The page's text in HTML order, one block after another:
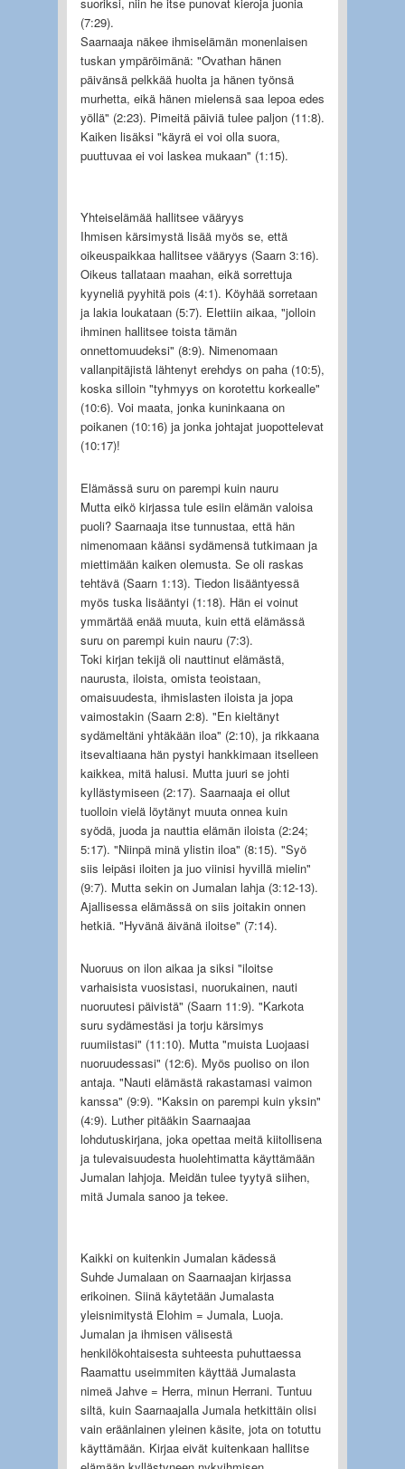
(7:29).
Saarnaaja näkee ihmiselämän monenlaisen
tuskan ympäröimänä: "Ovathan hänen
päivänsä pelkkää huolta ja hänen työnsä
murhetta, eikä hänen mielensä saa lepoa edes
yöllä" (2:23). Pimeitä päiviä tulee paljon (11:8).
Kaiken lisäksi "käyrä ei voi olla suora,
puuttuvaa ei voi laskea mukaan" (1:15).
Yhteiselämää hallitsee vääryys
Ihmisen kärsimystä lisää myös se, että
oikeuspaikkaa hallitsee vääryys (Saarn 3:16).
Oikeus tallataan maahan, eikä sorrettuja
kyyneliä pyyhitä pois (4:1). Köyhää sorretaan
ja lakia loukataan (5:7). Elettiin aikaa, "jolloin
ihminen hallitsee toista tämän
onnettomuudeksi" (8:9). Nimenomaan
vallanpitäjistä lähtenyt erehdys on paha (10:5),
koska silloin "tyhmyys on korotettu korkealle"
(10:6). Voi maata, jonka kuninkaana on
poikanen (10:16) ja jonka johtajat juopottelevat
(10:17)!
Elämässä suru on parempi kuin nauru
Mutta eikö kirjassa tule esiin elämän valoisa
puoli? Saarnaaja itse tunnustaa, että hän
nimenomaan käänsi sydämensä tutkimaan ja
miettimään kaiken olemusta. Se oli raskas
tehtävä (Saarn 1:13). Tiedon lisääntyessä
myös tuska lisääntyi (1:18). Hän ei voinut
ymmärtää enää muuta, kuin että elämässä
suru on parempi kuin nauru (7:3).
Toki kirjan tekijä oli nauttinut elämästä,
naurusta, iloista, omista teoistaan,
omaisuudesta, ihmislasten iloista ja jopa
vaimostakin (Saarn 2:8). "En kieltänyt
sydämeltäni yhtäkään iloa" (2:10), ja rikkaana
itsevaltiaana hän pystyi hankkimaan itselleen
kaikkea, mitä halusi. Mutta juuri se johti
kyllästymiseen (2:17). Saarnaaja ei ollut
tuolloin vielä löytänyt muuta onnea kuin
syödä, juoda ja nauttia elämän iloista (2:24;
5:17). "Niinpä minä ylistin iloa" (8:15). "Syö
siis leipäsi iloiten ja juo viinisi hyvillä mielin"
(9:7). Mutta sekin on Jumalan lahja (3:12-13).
Ajallisessa elämässä on siis joitakin onnen
hetkiä. "Hyvänä äivänä iloitse" (7:14).
Nuoruus on ilon aikaa ja siksi "iloitse
varhaisista vuosistasi, nuorukainen, nauti
nuoruutesi päivistä" (Saarn 11:9). "Karkota
suru sydämestäsi ja torju kärsimys
ruumiistasi" (11:10). Mutta "muista Luojaasi
nuoruudessasi" (12:6). Myös puoliso on ilon
antaja. "Nauti elämästä rakastamasi vaimon
kanssa" (9:9). "Kaksin on parempi kuin yksin"
(4:9). Luther pitääkin Saarnaajaa
lohdutuskirjana, joka opettaa meitä kiitollisena
ja tulevaisuudesta huolehtimatta käyttämään
Jumalan lahjoja. Meidän tulee tyytyä siihen,
mitä Jumala sanoo ja tekee.
Kaikki on kuitenkin Jumalan kädessä
Suhde Jumalaan on Saarnaajan kirjassa
erikoinen. Siinä käytetään Jumalasta
yleisnimitystä Elohim = Jumala, Luoja.
Jumalan ja ihmisen välisestä
henkilökohtaisesta suhteesta puhuttaessa
Raamattu useimmiten käyttää Jumalasta
nimeä Jahve = Herra, minun Herrani. Tuntuu
siltä, kuin Saarnaajalla Jumala hetkittäin olisi
vain eräänlainen yleinen käsite, jota on totuttu
käyttämään. Kirjaa eivät kuitenkaan hallitse